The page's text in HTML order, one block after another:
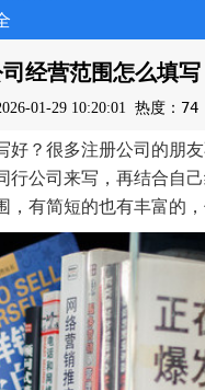
经营范围怎么填写
01-29 10:20:01 热度： 74
好？很多注册公司的朋
行公司来写，再结合自
有简短的也有丰富的，